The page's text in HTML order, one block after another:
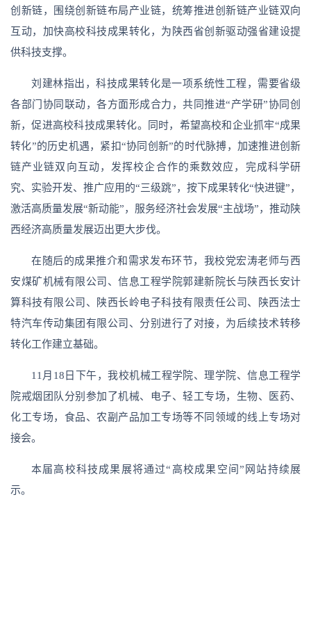
创新链，围绕创新链布局产业链，统筹推进创新链产业链双向
互动，加快高校科技成果转化，为陕西省创新驱动强省建设提
供科技支撑。
刘建林指出，科技成果转化是一项系统性工程，需要省级
各部门协同联动，各方面形成合力，共同推进“产学研”协同创
新，促进高校科技成果转化。同时，希望高校和企业抓牢“成果
转化”的历史机遇，紧扣“协同创新”的时代脉搏，加速推进创新
链产业链双向互动，发挥校企合作的乘数效应，完成科学研
究、实验开发、推广应用的“三级跳”，按下成果转化“快进键”，
激活高质量发展“新动能”，服务经济社会发展“主战场”，推动陕
西经济高质量发展迈出更大步伐。
在随后的成果推介和需求发布环节，我校党宏涛老师与西
安煤矿机械有限公司、信息工程学院郭建新院长与陕西长安计
算科技有限公司、陕西长岭电子科技有限责任公司、陕西法士
特汽车传动集团有限公司、分别进行了对接，为后续技术转移
转化工作建立基础。
11月18日下午，我校机械工程学院、理学院、信息工程学
院戒烟团队分别参加了机械、电子、轻工专场，生物、医药、
化工专场，食品、农副产品加工专场等不同领域的线上专场对
接会。
本届高校科技成果展将通过“高校成果空间”网站持续展
示。